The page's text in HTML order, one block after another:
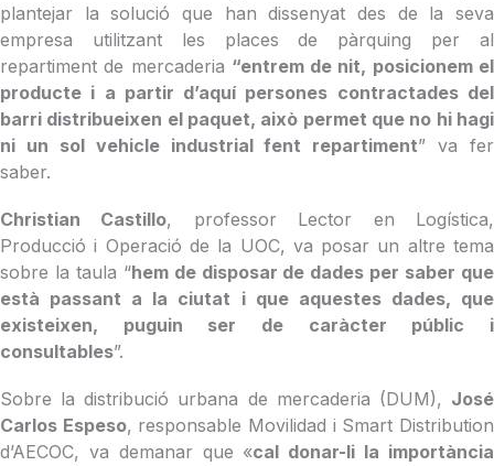
plantejar la solució que han dissenyat des de la seva
empresa utilitzant les places de pàrquing per al
repartiment de mercaderia “entrem de nit, posicionem el
producte i a partir d’aquí persones contractades del
barri distribueixen el paquet, això permet que no hi hagi
ni un sol vehicle industrial fent repartiment” va fer
saber.
Christian Castillo, professor Lector en Logística,
Producció i Operació de la UOC, va posar un altre tema
sobre la taula “hem de disposar de dades per saber que
està passant a la ciutat i que aquestes dades, que
existeixen, puguin ser de caràcter públic i
consultables”.
Sobre la distribució urbana de mercaderia (DUM), José
Carlos Espeso, responsable Movilidad i Smart Distribution
d’AECOC, va demanar que «cal donar-li la importància